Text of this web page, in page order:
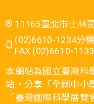
11165臺北市士林
(02)6610-1234分
FAX (02)6610-1133
本網站為國立臺灣科
站，分享「全國中小
「臺灣國際科學展